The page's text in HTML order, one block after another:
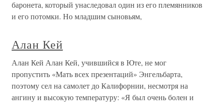
баронета, который унаследовал один из его племянников
и его потомки. Но младшим сыновьям,
Алан Кей
Алан Кей Алан Кей, учившийся в Юте, не мог
пропустить «Мать всех презентаций» Энгельбарта,
поэтому сел на самолет до Калифорнии, несмотря на
ангину и высокую температуру: «Я был очень болен и